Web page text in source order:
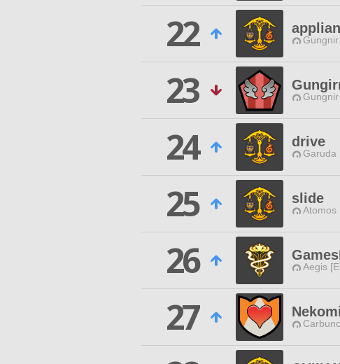
22
23
24
drive
Garuda
25
slide
Atomos
26
Aegis
27